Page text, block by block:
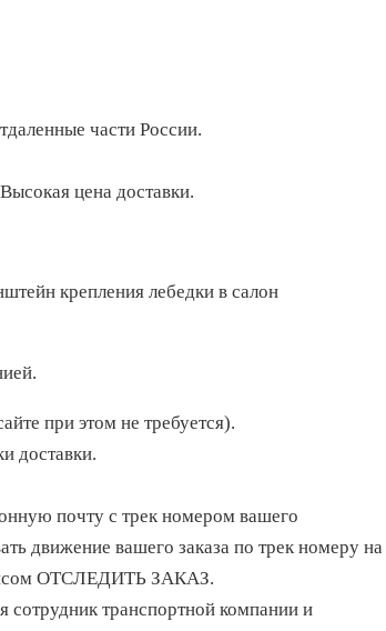
части России.
цена доставки.
при этом не требуется).
доставки.
почту с трек номером вашего
движение вашего заказа по трек номеру на
ОТСЛЕДИТЬ ЗАКАЗ.
сотрудник транспортной компании и